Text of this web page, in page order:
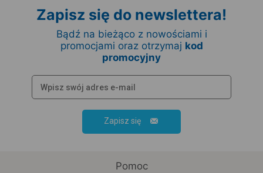
Zapisz się do newslettera!
Bądź na bieżąco z nowościami i
promocjami oraz otrzymaj kod
promocyjny
Zapisz się
Pomoc